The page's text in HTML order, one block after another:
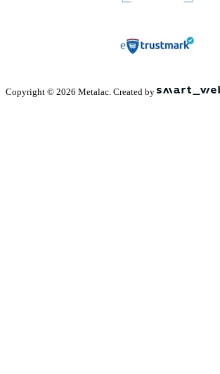
Copyright © 2026 Metalac. Created by